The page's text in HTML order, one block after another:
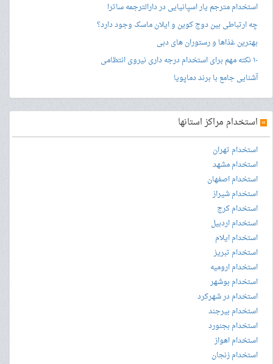
استخدام مترجم یار اسپانیایی در دارالترجمه ساترا
چه ارتباطی بین دوج کوین و ایلان ماسک وجود دارد؟
بهترین غذاها و رستوران های دبی
۱۰ نکته مهم برای استخدام درجه داری نیروی انتظامی
آشنایی جامع با برند دماپویا
» استخدام مراکز استانها
استخدام تهران
استخدام مشهد
استخدام اصفهان
استخدام شیراز
استخدام کرج
استخدام اردبیل
استخدام ایلام
استخدام تبریز
استخدام ارومیه
استخدام بوشهر
استخدام در شهرکرد
استخدام بیرجند
استخدام بجنورد
استخدام اهواز
استخدام زنجان